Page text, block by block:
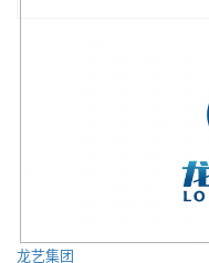
龙艺集团